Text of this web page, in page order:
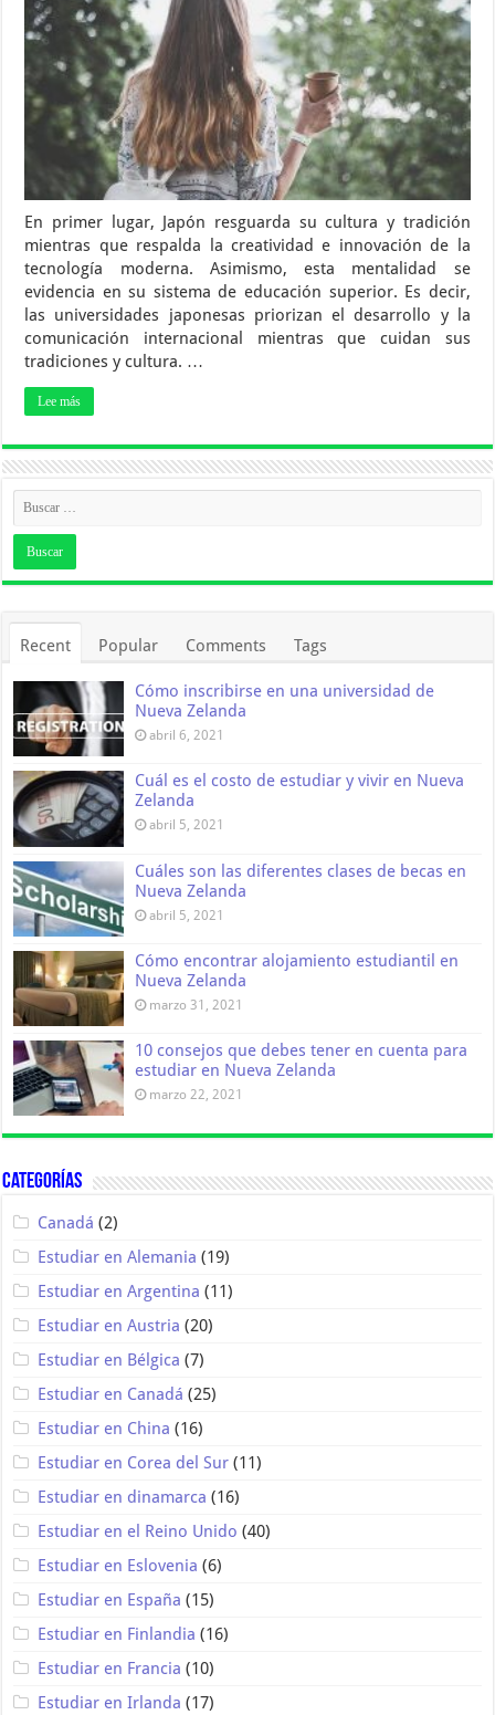
En primer lugar, Japón resguarda su cultura y tradición
mientras que respalda la creatividad e innovación de la
tecnología moderna. Asimismo, esta mentalidad se
evidencia en su sistema de educación superior. Es decir,
las universidades japonesas priorizan el desarrollo y la
comunicación internacional mientras que cuidan sus
tradiciones y cultura. …
Lee más
Recent Popular Comments Tags
Cómo inscribirse en una universidad de
Nueva Zelanda
abril 6, 2021
Cuál es el costo de estudiar y vivir en Nueva
Zelanda
abril 5, 2021
Cuáles son las diferentes clases de becas en
Nueva Zelanda
abril 5, 2021
Cómo encontrar alojamiento estudiantil en
Nueva Zelanda
marzo 31, 2021
10 consejos que debes tener en cuenta para
estudiar en Nueva Zelanda
marzo 22, 2021
Categorías
Canadá (2)
Estudiar en Alemania (19)
Estudiar en Argentina (11)
Estudiar en Austria (20)
Estudiar en Bélgica (7)
Estudiar en Canadá (25)
Estudiar en China (16)
Estudiar en Corea del Sur (11)
Estudiar en dinamarca (16)
Estudiar en el Reino Unido (40)
Estudiar en Eslovenia (6)
Estudiar en España (15)
Estudiar en Finlandia (16)
Estudiar en Francia (10)
Estudiar en Irlanda (17)